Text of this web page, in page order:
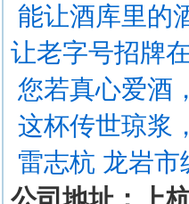
能让酒库里的
让老字号招牌
您若真心爱
这杯传世琼浆
雷志杭 龙岩